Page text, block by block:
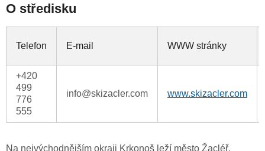
O středisku
Telefon E-mail WWW stránky
+420
499
776
555
info@skizacler.com www.skizacler.com
Na nejvýchodnějším okraji Krkonoš leží město Žacléř.